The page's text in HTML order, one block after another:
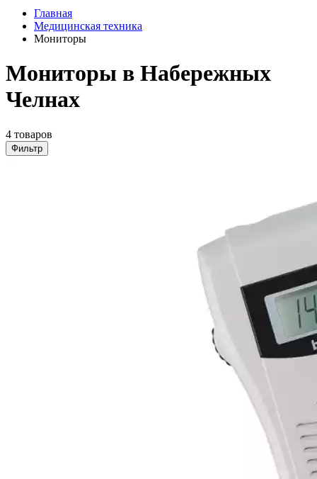
Главная
Медицинская техника
Мониторы
Мониторы в Набережных
Челнах
4 товаров
Фильтр